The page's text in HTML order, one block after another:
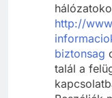
http://
biztonsag
talál a